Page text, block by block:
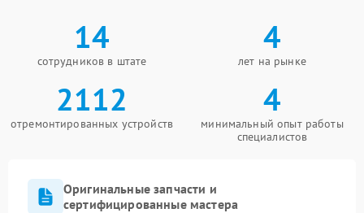
14
сотрудников в штате
4
лет на рынке
2112
отремонтированных устройств
4
минимальный опыт работы
специалистов
Оригинальные запчасти и
сертифицированные мастера